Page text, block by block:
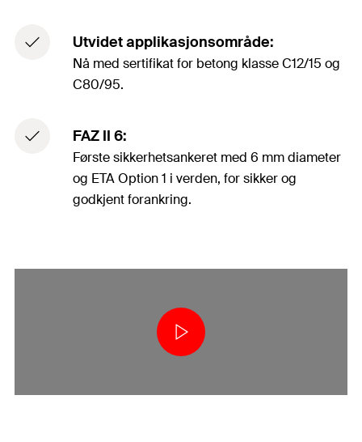
Utvidet applikasjonsområde:
Nå med sertifikat for betong klasse C12/15 og
C80/95.
FAZ II 6:
Første sikkerhetsankeret med 6 mm diameter
og ETA Option 1 i verden, for sikker og
godkjent forankring.